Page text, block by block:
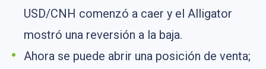
USD/CNH comenzó a caer y el Alligator
mostró una reversión a la baja.
Ahora se puede abrir una posición de venta;